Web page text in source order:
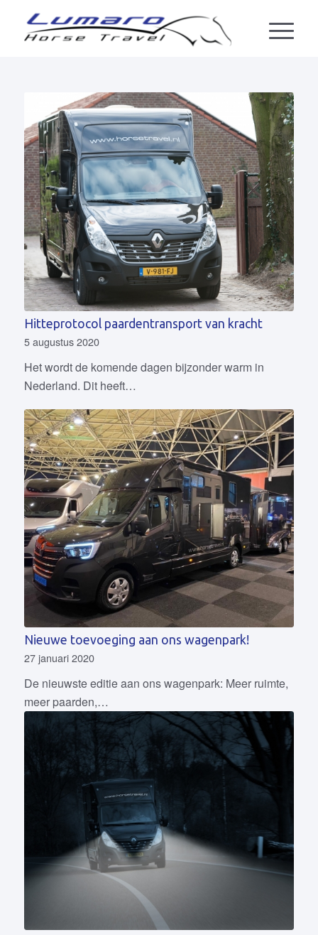
Hitteprotocol paardentransport van kracht
5 augustus 2020
Het wordt de komende dagen bijzonder warm in
Nederland. Dit heeft…
Nieuwe toevoeging aan ons wagenpark!
27 januari 2020
De nieuwste editie aan ons wagenpark: Meer ruimte,
meer paarden,…